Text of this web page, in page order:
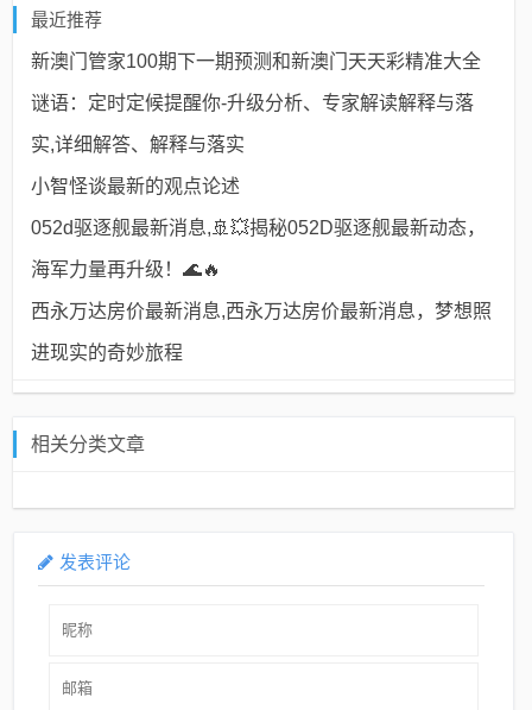
最近推荐
新澳门管家100期下一期预测和新澳门天天彩精准大全
谜语：定时定候提醒你-升级分析、专家解读解释与落
实,详细解答、解释与落实
小智怪谈最新的观点论述
052d驱逐舰最新消息,🚢💥揭秘052D驱逐舰最新动态，
海军力量再升级！🌊🔥
西永万达房价最新消息,西永万达房价最新消息，梦想照
进现实的奇妙旅程
相关分类文章
发表评论